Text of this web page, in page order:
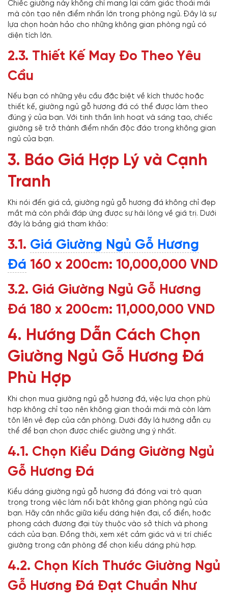
Chiếc giường này không chỉ mang lại cảm giác thoải mái
mà còn tạo nên điểm nhấn lớn trong phòng ngủ. Đây là sự
lựa chọn hoàn hảo cho những không gian phòng ngủ có
diện tích lớn.
2.3. Thiết Kế May Đo Theo Yêu
Cầu
Nếu bạn có những yêu cầu đặc biệt về kích thước hoặc
thiết kế, giường ngủ gỗ hương đá có thể được làm theo
đúng ý của bạn. Với tinh thần linh hoạt và sáng tạo, chiếc
giường sẽ trở thành điểm nhấn độc đáo trong không gian
ngủ của bạn.
3. Báo Giá Hợp Lý và Cạnh
Tranh
Khi nói đến giá cả, giường ngủ gỗ hương đá không chỉ đẹp
mắt mà còn phải đáp ứng được sự hài lòng về giá trị. Dưới
đây là bảng giá tham khảo:
3.1. Giá Giường Ngủ Gỗ Hương
Đá 160 x 200cm: 10,000,000 VND
3.2. Giá Giường Ngủ Gỗ Hương
Đá 180 x 200cm: 11,000,000 VND
4. Hướng Dẫn Cách Chọn
Giường Ngủ Gỗ Hương Đá
Phù Hợp
Khi chọn mua giường ngủ gỗ hương đá, việc lựa chọn phù
hợp không chỉ tạo nên không gian thoải mái mà còn làm
tôn lên vẻ đẹp của căn phòng. Dưới đây là hướng dẫn cụ
thể để bạn chọn được chiếc giường ưng ý nhất.
4.1. Chọn Kiểu Dáng Giường Ngủ
Gỗ Hương Đá
Kiểu dáng giường ngủ gỗ hương đá đóng vai trò quan
trọng trong việc làm nổi bật không gian phòng ngủ của
bạn. Hãy cân nhắc giữa kiểu dáng hiện đại, cổ điển, hoặc
phong cách đương đại tùy thuộc vào sở thích và phong
cách của bạn. Đồng thời, xem xét cảm giác và vị trí chiếc
giường trong căn phòng để chọn kiểu dáng phù hợp.
4.2. Chọn Kích Thước Giường Ngủ
Gỗ Hương Đá Đạt Chuẩn Như